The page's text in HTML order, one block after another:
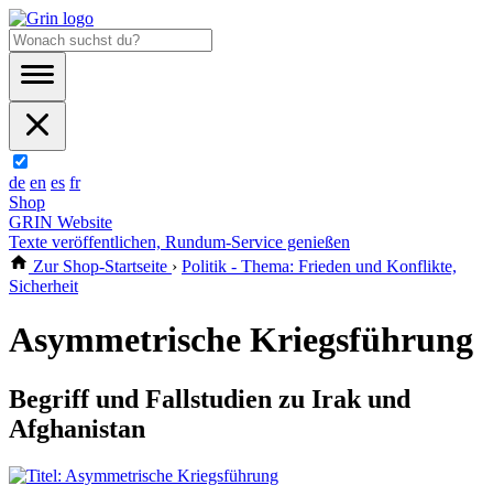
de en es fr
Shop
GRIN Website
Texte veröffentlichen, Rundum-Service genießen
Zur Shop-Startseite › Politik - Thema: Frieden und Konflikte,
Sicherheit
Asymmetrische Kriegsführung
Begriff und Fallstudien zu Irak und
Afghanistan